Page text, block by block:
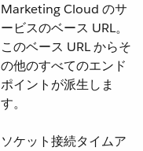
Marketing Cloud のサ
ービスのベース URL。
このベース URL からそ
の他のすべてのエンド
ポイントが派生しま
す。
ソケット接続タイムア